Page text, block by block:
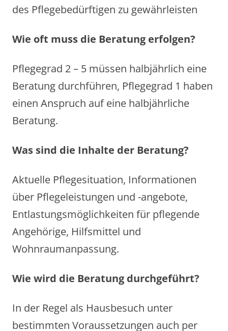
des Pflegebedürftigen zu gewährleisten
Wie oft muss die Beratung erfolgen?
Pflegegrad 2 – 5 müssen halbjährlich eine
Beratung durchführen, Pflegegrad 1 haben
einen Anspruch auf eine halbjährliche
Beratung.
Was sind die Inhalte der Beratung?
Aktuelle Pflegesituation, Informationen
über Pflegeleistungen und -angebote,
Entlastungsmöglichkeiten für pflegende
Angehörige, Hilfsmittel und
Wohnraumanpassung.
Wie wird die Beratung durchgeführt?
In der Regel als Hausbesuch unter
bestimmten Voraussetzungen auch per